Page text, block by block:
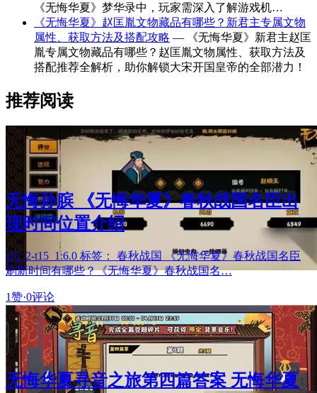
《无悔华夏》梦华录中，玩家需深入了解游戏机…
《无悔华夏》赵匡胤文物藏品有哪些？新君主专属文物
属性、获取方法及搭配攻略 — 《无悔华夏》新君主赵匡
胤专属文物藏品有哪些？赵匡胤文物属性、获取方法及
搭配推荐全解析，助你解锁大宋开国皇帝的全部潜力！
推荐阅读
无悔孙膑 《无悔华夏》春秋战国名臣出
现时间位置介绍
t15_2-t15_1:6.0 标签： 春秋战国 《无悔华夏》春秋战国名臣
刷新时间有哪些？《无悔华夏》春秋战国名…
1赞·0评论
无悔华夏寻音之旅第四篇答案 无悔华夏